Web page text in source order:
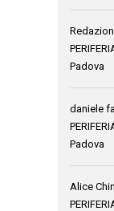
Padova
daniele
Padova
Alice